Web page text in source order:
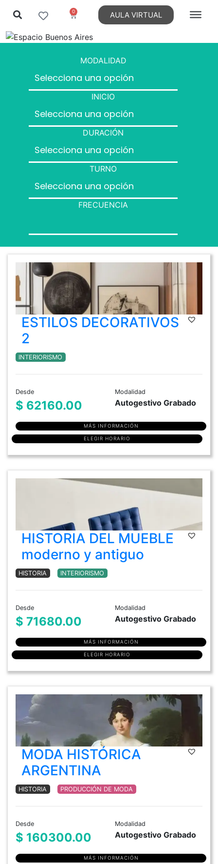
0 AULA VIRTUAL
MODALIDAD
INICIO
DURACIÓN
TURNO
FRECUENCIA
ESTILOS DECORATIVOS
2
INTERIORISMO
Desde
$ 62160.00
Modalidad
Autogestivo Grabado
MÁS INFORMACIÓN
ELEGIR HORARIO
HISTORIA DEL MUEBLE
moderno y antiguo
HISTORIA INTERIORISMO
Desde
$ 71680.00
Modalidad
Autogestivo Grabado
MÁS INFORMACIÓN
ELEGIR HORARIO
MODA HISTÓRICA
ARGENTINA
HISTORIA PRODUCCIÓN DE MODA
Desde
$ 160300.00
Modalidad
Autogestivo Grabado
MÁS INFORMACIÓN